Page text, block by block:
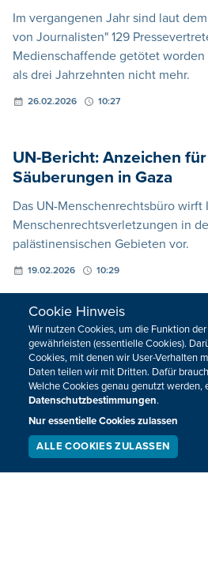
Im vergangenen Jahr sind laut
von Journalisten" 129
Medienschaffende getötet
als drei Jahrzehnten nicht mehr.
26.02.2026 10:27
UN-Bericht: Anzeichen
Säuberungen in Gaza
Das UN-Menschenrechtsbüro wirft
Menschenrechtsverletzungen in
palästinensischen Gebieten vor.
19.02.2026 10:29
VORHERIGE
HOME
REGIONAL
NATIONAL
Cookie Hinweis
Wir nutzen Cookies, um die Funktion
gewährleisten (essentielle Cookies).
Cookies, mit denen wir User-Verhalten
Daten teilen wir mit Dritten. Dafür
Welche Cookies genau genutzt werden,
Datenschutzbestimmungen.
Nur essentielle Cookies zulassen
ALLE COOKIES ZULASSEN
LIVESTREAM